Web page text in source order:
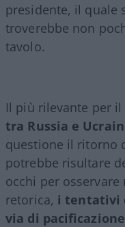
presidente, il quale
troverebbe non
tavolo.
Il più rilevante per il
tra Russia e
questione il ritorno
potrebbe risultare
occhi per
retorica, i tentativi
via di pacificazione